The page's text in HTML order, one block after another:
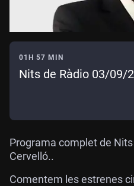
01H 57 MIN
Nits de Ràdio 03/09/
Programa complet de
Cervelló..
Comentem les estrenes